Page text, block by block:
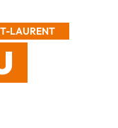
LAURENT